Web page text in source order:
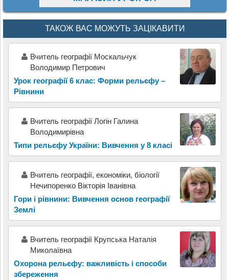
ТАКОЖ ВАС МОЖУТЬ ЗАЦІКАВИТИ
Вчитель географії Москальчук
Володимир Петрович
Урок географії 6 клас: Форми рельєфу –
Рівнини
Вчитель географії Логін Галина
Володимирівна
Типи рельєфу України: Вивчення у 8 класі
Вчитель географії, економіки, біології
Нечипоренко Вікторія Іванівна
Гори і рівнини: Вивчення основ географії
Землі
Вчитель географії Крупська Наталія
Миколаївна
Охорона рельєфу: важливість і способи
збереження